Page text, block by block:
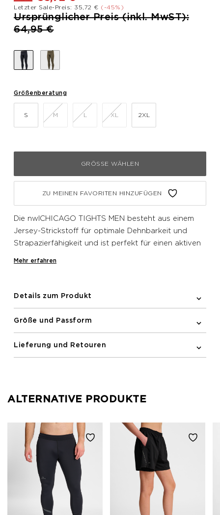
Letzter Sale-Preis: 35,72 € (-45%)
Preis reduziert von
Ursprünglicher Preis (inkl. MwST):
64,95 €bis
Größenberatung
S M L XL 2XL
GRÖSSE WÄHLEN
ZU MEINEN FAVORITEN HINZUFÜGEN
Die nwlCHICAGO TIGHTS MEN besteht aus einem
Jersey-Strickstoff für optimale Dehnbarkeit und
Strapazierfähigkeit und ist perfekt für einen aktiven
schlechten Lichtverhältnissen. Die verstellbare
perfekt eng anliegende Passform, die nicht
Reißverschlusstasche auf der Rückseite und in dem
Mehr erfahren
Details zum Produkt
Größe und Passform
Lieferung und Retouren
ALTERNATIVE PRODUKTE